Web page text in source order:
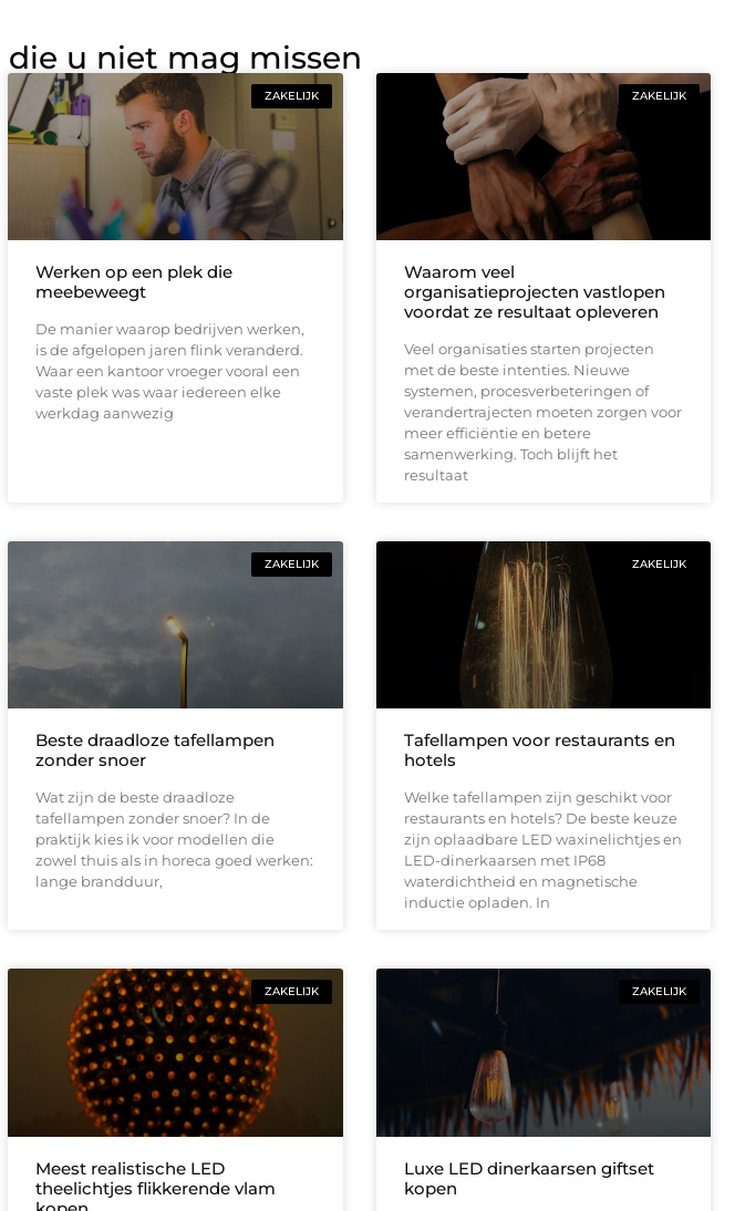
die u niet mag missen
ZAKELIJK
Werken op een plek die
meebeweegt
De manier waarop bedrijven werken,
is de afgelopen jaren flink veranderd.
Waar een kantoor vroeger vooral een
vaste plek was waar iedereen elke
werkdag aanwezig
ZAKELIJK
Waarom veel
organisatieprojecten vastlopen
voordat ze resultaat opleveren
Veel organisaties starten projecten
met de beste intenties. Nieuwe
systemen, procesverbeteringen of
verandertrajecten moeten zorgen voor
meer efficiëntie en betere
samenwerking. Toch blijft het
resultaat
ZAKELIJK
Beste draadloze tafellampen
zonder snoer
Wat zijn de beste draadloze
tafellampen zonder snoer? In de
praktijk kies ik voor modellen die
zowel thuis als in horeca goed werken:
lange brandduur,
ZAKELIJK
Tafellampen voor restaurants en
hotels
Welke tafellampen zijn geschikt voor
restaurants en hotels? De beste keuze
zijn oplaadbare LED waxinelichtjes en
LED-dinerkaarsen met IP68
waterdichtheid en magnetische
inductie opladen. In
ZAKELIJK
Meest realistische LED
theelichtjes flikkerende vlam
ZAKELIJK
Luxe LED dinerkaarsen giftset
kopen